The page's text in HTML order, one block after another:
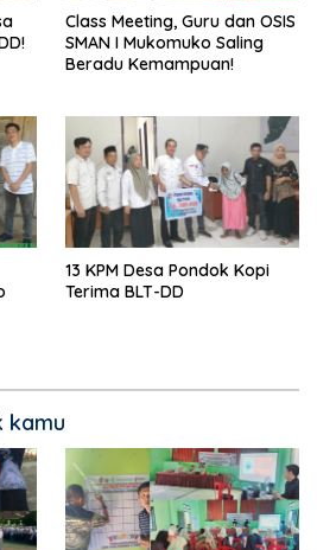
Class Meeting, Guru dan OSIS
SMAN I Mukomuko Saling
Beradu Kemampuan!
13 KPM Desa Pondok Kopi
Terima BLT-DD
kamu